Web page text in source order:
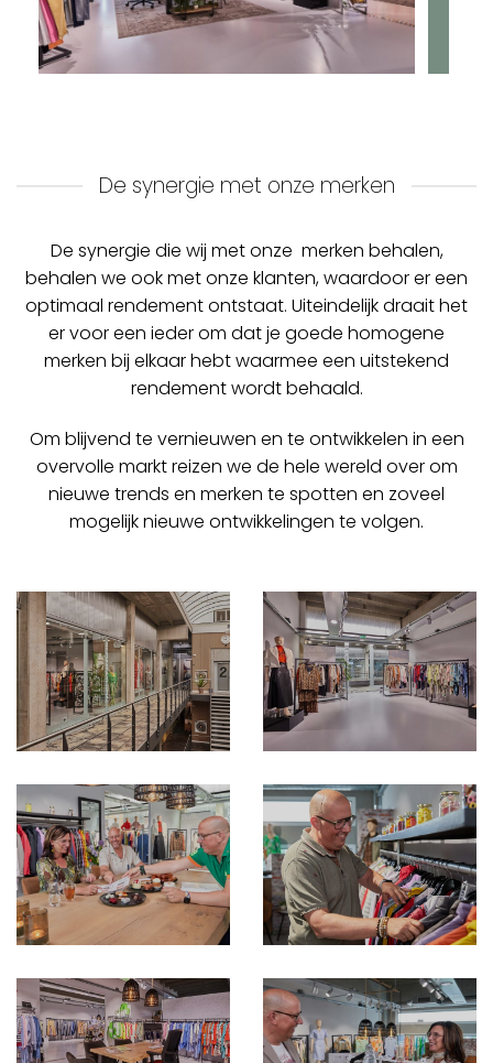
De synergie met onze merken
De synergie die wij met onze merken behalen,
behalen we ook met onze klanten, waardoor er een
optimaal rendement ontstaat. Uiteindelijk draait het
er voor een ieder om dat je goede homogene
merken bij elkaar hebt waarmee een uitstekend
rendement wordt behaald.
Om blijvend te vernieuwen en te ontwikkelen in een
overvolle markt reizen we de hele wereld over om
nieuwe trends en merken te spotten en zoveel
mogelijk nieuwe ontwikkelingen te volgen.